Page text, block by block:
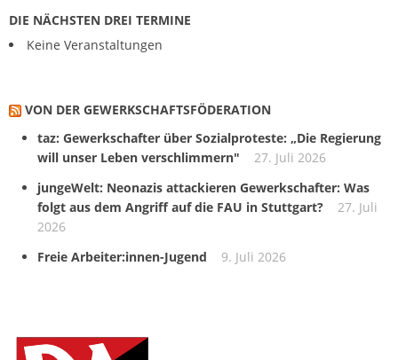
DIE NÄCHSTEN DREI TERMINE
Keine Veranstaltungen
VON DER GEWERKSCHAFTS­FÖDERATION
taz: Gewerkschafter über Sozialproteste: „Die Regierung
will unser Leben verschlimmern"
27. Juli 2026
jungeWelt: Neonazis attackieren Gewerkschafter: Was
folgt aus dem Angriff auf die FAU in Stuttgart?
27. Juli
2026
Freie Arbeiter:innen-Jugend
9. Juli 2026